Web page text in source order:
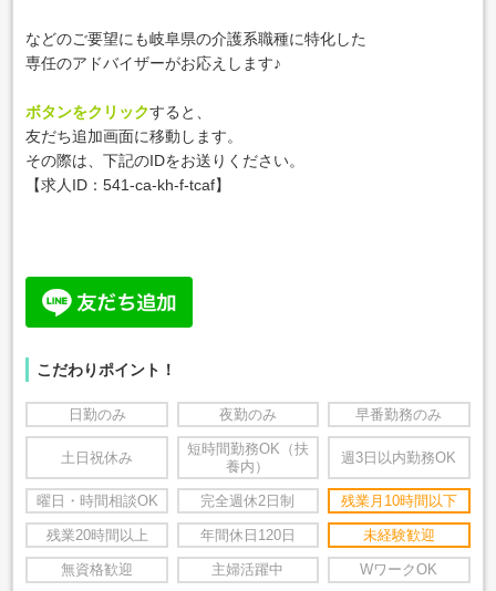
などのご要望にも岐阜県の介護系職種に特化した
専任のアドバイザーがお応えします♪
ボタンをクリックすると、
友だち追加画面に移動します。
その際は、下記のIDをお送りください。
【求人ID：541-ca-kh-f-tcaf】
こだわりポイント！
日勤のみ 夜勤のみ 早番勤務のみ
土日祝休み
短時間勤務OK（扶
養内）
週3日以内勤務OK
曜日・時間相談OK 完全週休2日制 残業月10時間以下
残業20時間以上 年間休日120日 未経験歓迎
無資格歓迎 主婦活躍中 WワークOK